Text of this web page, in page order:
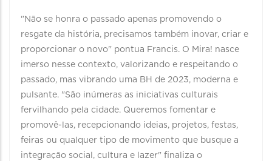
"Não se honra o passado apenas promovendo o
resgate da história, precisamos também inovar, criar e
proporcionar o novo" pontua Francis. O Mira! nasce
imerso nesse contexto, valorizando e respeitando o
passado, mas vibrando uma BH de 2023, moderna e
pulsante. "São inúmeras as iniciativas culturais
fervilhando pela cidade. Queremos fomentar e
promovê-las, recepcionando ideias, projetos, festas,
feiras ou qualquer tipo de movimento que busque a
integração social, cultura e lazer" finaliza o